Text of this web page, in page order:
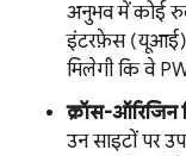
अनुभव में कोई
इंटरफ़ेस (यूआई)
मिलेगी कि वे
क्रॉस-
उन साइटों पर